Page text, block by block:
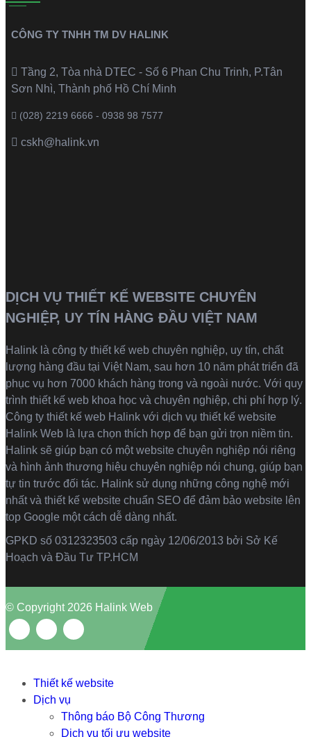
CÔNG TY TNHH TM DV HALINK
Tầng 2, Tòa nhà DTEC - Số 6 Phan Chu Trinh, P.Tân
Sơn Nhì, Thành phố Hồ Chí Minh
(028) 2219 6666 - 0938 98 7577
cskh@halink.vn
DỊCH VỤ THIẾT KẾ WEBSITE CHUYÊN
NGHIỆP, UY TÍN HÀNG ĐẦU VIỆT NAM
Halink là công ty thiết kế web chuyên nghiệp, uy tín, chất
lượng hàng đầu tại Việt Nam, sau hơn 10 năm phát triển đã
phục vụ hơn 7000 khách hàng trong và ngoài nước. Với quy
trình thiết kế web khoa học và chuyên nghiệp, chi phí hợp lý.
Công ty thiết kế web Halink với dịch vụ thiết kế website
Halink Web là lựa chọn thích hợp để bạn gửi trọn niềm tin.
Halink sẽ giúp bạn có một website chuyên nghiệp nói riêng
và hình ảnh thương hiệu chuyên nghiệp nói chung, giúp bạn
tự tin trước đối tác. Halink sử dụng những công nghệ mới
nhất và thiết kế website chuẩn SEO để đảm bảo website lên
top Google một cách dễ dàng nhất.
GPKD số 0312323503 cấp ngày 12/06/2013 bởi Sở Kế
Hoạch và Đầu Tư TP.HCM
© Copyright 2026 Halink Web
Thiết kế website
Dịch vụ
Thông báo Bộ Công Thương
Dịch vụ tối ưu website